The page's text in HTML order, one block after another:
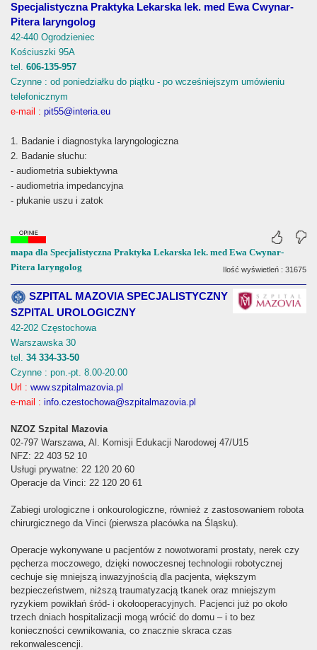
Specjalistyczna Praktyka Lekarska lek. med Ewa Cwynar-
Pitera laryngolog
42-440 Ogrodzieniec
Kościuszki 95A
tel. 606-135-957
Czynne : od poniedziałku do piątku - po wcześniejszym umówieniu
telefonicznym
e-mail : pit55@interia.eu
1. Badanie i diagnostyka laryngologiczna
2. Badanie słuchu:
- audiometria subiektywna
- audiometria impedancyjna
- płukanie uszu i zatok
mapa dla Specjalistyczna Praktyka Lekarska lek. med Ewa Cwynar-
Pitera laryngolog
Ilość wyświetleń : 31675
SZPITAL MAZOVIA SPECJALISTYCZNY
SZPITAL UROLOGICZNY
42-202 Częstochowa
Warszawska 30
tel. 34 334-33-50
Czynne : pon.-pt. 8.00-20.00
Url : www.szpitalmazovia.pl
e-mail : info.czestochowa@szpitalmazovia.pl
NZOZ Szpital Mazovia
02-797 Warszawa, Al. Komisji Edukacji Narodowej 47/U15
NFZ: 22 403 52 10
Usługi prywatne: 22 120 20 60
Operacje da Vinci: 22 120 20 61
Zabiegi urologiczne i onkourologiczne, również z zastosowaniem robota
chirurgicznego da Vinci (pierwsza placówka na Śląsku).
Operacje wykonywane u pacjentów z nowotworami prostaty, nerek czy
pęcherza moczowego, dzięki nowoczesnej technologii robotycznej
cechuje się mniejszą inwazyjnością dla pacjenta, większym
bezpieczeństwem, niższą traumatyzacją tkanek oraz mniejszym
ryzykiem powikłań śród- i okołooperacyjnych. Pacjenci już po około
trzech dniach hospitalizacji mogą wrócić do domu – i to bez
konieczności cewnikowania, co znacznie skraca czas
rekonwalescencji.